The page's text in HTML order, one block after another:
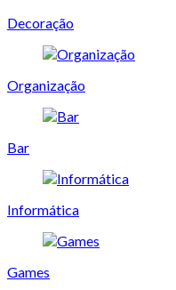
Decoração
Organização
Bar
Informática
Games